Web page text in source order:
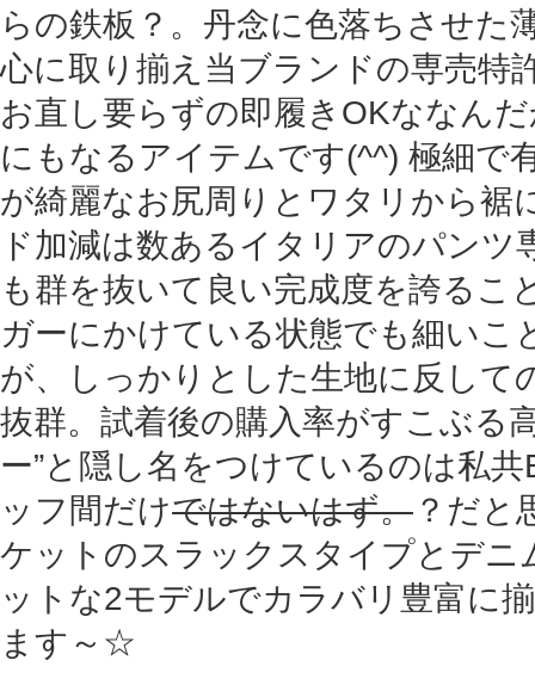
らの鉄板？。丹念に色落ちさせた
心に取り揃え当ブランドの専売特
お直し要らずの即履きOKななん
にもなるアイテムです(^^) 極細で
が綺麗なお尻周りとワタリから裾
ド加減は数あるイタリアのパンツ
も群を抜いて良い完成度を誇るこ
ガーにかけている状態でも細いこ
が、しっかりとした生地に反して
抜群。試着後の購入率がすこぶる
ー”と隠し名をつけているのは私
ッフ間だけではないはず。 ？だと
ケットのスラックスタイプとデニ
ットな2モデルでカラバリ豊富に
ます～☆